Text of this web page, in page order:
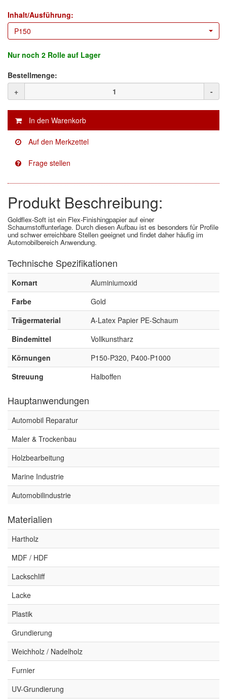
EVERCOAT
(2)
Facdos
Finixa
Indasa
(2)
KWASNY
Mirka
no-name
Novol
(3)
Prevost
(3)
Proma
(21)
Sia
(5)
StarChem
(1)
Sundstrom
(4)
Troton
(2)
Wibeco
(1)
ZVG
Inhalt/Ausführung:
P150
Nur noch 2 Rolle auf Lager
Bestellmenge:
+
-
Produkt Beschreibung:
Goldflex-Soft ist ein Flex-Finishingpapier auf einer
Schaumstoffunterlage. Durch diesen Aufbau ist es besonders für Profile
und schwer erreichbare Stellen geeignet und findet daher häufig im
Automobilbereich Anwendung.
Technische Spezifikationen
Kornart
Aluminiumoxid
Farbe
Gold
Trägermaterial
A-Latex Papier PE-Schaum
Bindemittel
Vollkunstharz
Körnungen
P150-P320, P400-P1000
Streuung
Halboffen
Hauptanwendungen
Automobil Reparatur
Maler & Trockenbau
Holzbearbeitung
Marine Industrie
Automobilindustrie
Materialien
Hartholz
MDF / HDF
Lackschliff
Lacke
Plastik
Grundierung
Weichholz / Nadelholz
Furnier
UV-Grundierung